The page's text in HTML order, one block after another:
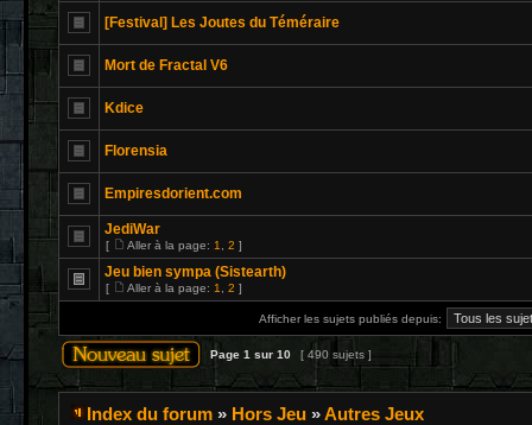
[Festival] Les Joutes du Téméraire
Mort de Fractal V6
Kdice
Florensia
Empiresdorient.com
JediWar
[ Aller à la page: 1 2 ]
Jeu bien sympa (Sistearth)
[ Aller à la page: 1 2 ]
Afficher les sujets publiés depuis:
Page 1 sur 10 [ 490 sujets ]
Index du forum » Hors Jeu »Autres Jeux